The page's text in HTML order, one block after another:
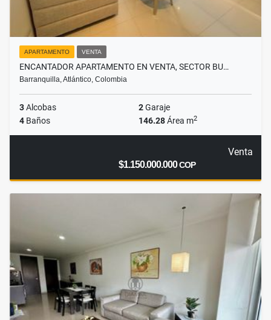
APARTAMENTO VENTA
ENCANTADOR APARTAMENTO EN VENTA, SECTOR BU…
Barranquilla, Atlántico, Colombia
3Alcobas 2Garaje
4 Baños 146.28Área m2
Venta
$1.150.000.000COP